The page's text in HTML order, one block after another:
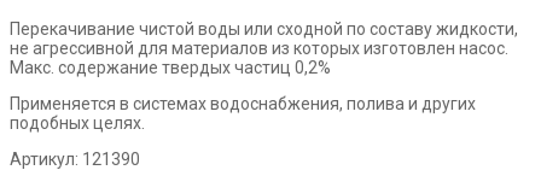
Перекачивание чистой воды или сходной по составу жидкости,
не агрессивной для материалов из которых изготовлен насос.
Макс. содержание твердых частиц 0,2%
Применяется в системах водоснабжения, полива и других
подобных целях.
Артикул: 121390